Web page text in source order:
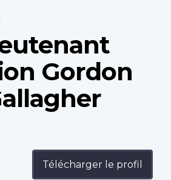
Gordon
Télécharger le profil